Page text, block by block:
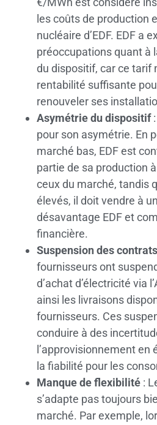
les coûts de production
nucléaire d’EDF. EDF a
préoccupations quant à
du dispositif, car ce tarif
rentabilité suffisante
renouveler ses
Asymétrie du dispositif:
pour son asymétrie. En
marché bas, EDF est
partie de sa production
ceux du marché, tandis
élevés, il doit vendre à
désavantage EDF et
financière.
Suspension des contrats
fournisseurs ont
d’achat d’électricité via
ainsi les livraisons
fournisseurs. Ces
conduire à des
l’approvisionnement
la fiabilité pour les
Manque de flexibilité :
s’adapte pas toujours
marché. Par exemple,